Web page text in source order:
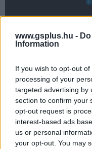
www.gsplus.hu -
Information
If you wish to opt-out
processing of your
targeted advertising by
section to confirm your
opt-out request is
interest-based ads
us or personal
your opt-out. You may
AMI
A